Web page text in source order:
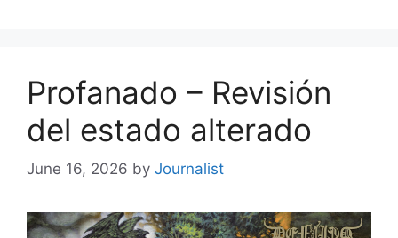
Profanado – Revisión
del estado alterado
June 16, 2026 by Journalist